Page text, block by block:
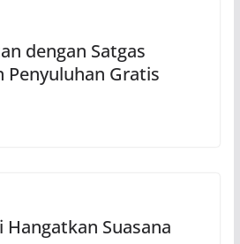
dengan Satgas
Penyuluhan Gratis
Hangatkan Suasana